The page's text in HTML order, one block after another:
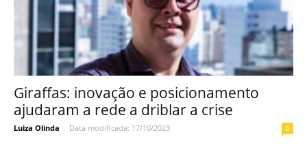
Giraffas: inovação e posicionamento
ajudaram a rede a driblar a crise
Luiza Olinda - Data modificada: 17/10/2023 0